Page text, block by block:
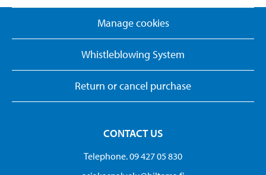
Manage cookies
Whistleblowing System
Return or cancel purchase
CONTACT US
Telephone. 09 427 05 830